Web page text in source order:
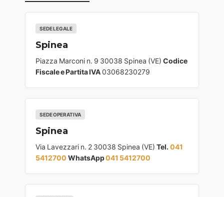
SEDE LEGALE
Spinea
Piazza Marconi n. 9 30038 Spinea (VE) Codice
Fiscale e Partita IVA03068230279
SEDE OPERATIVA
Spinea
Via Lavezzari n. 2 30038 Spinea (VE) Tel. 041
5412700 WhatsApp041 5412700